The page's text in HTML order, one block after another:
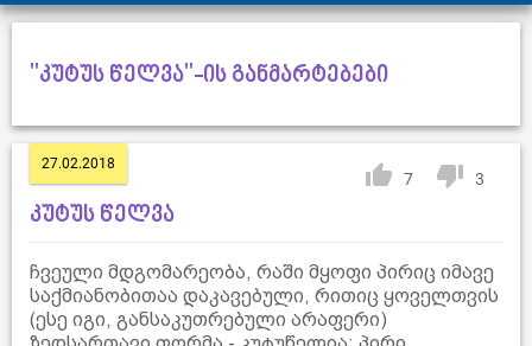
ტოპ მომხმარებლები
"კუტუს წელვა"-ის განმარტებები
27.02.2018
7 3
კუტუს წელვა
ჩვეული მდგომარეობა, რაში მყოფი პირიც იმავე
საქმიანობითაა დაკავებული, რითიც ყოველთვის
(ესე იგი, განსაკუთრებული არაფერი)